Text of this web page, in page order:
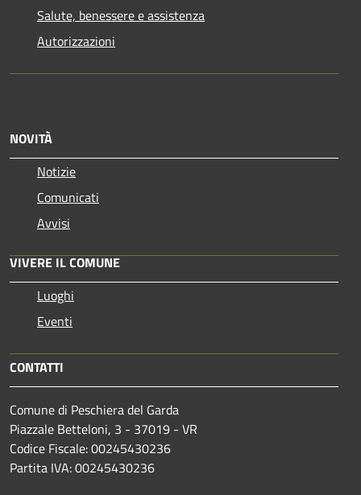
Salute, benessere e assistenza
Autorizzazioni
NOVITÀ
Notizie
Comunicati
Avvisi
VIVERE IL COMUNE
Luoghi
Eventi
CONTATTI
Comune di Peschiera del Garda
Piazzale Betteloni, 3 - 37019 - VR
Codice Fiscale: 00245430236
Partita IVA: 00245430236